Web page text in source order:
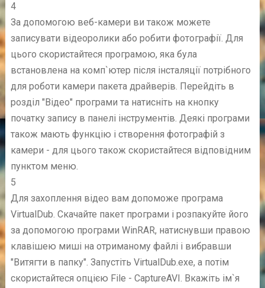
4
За допомогою веб-камери ви також можете
записувати відеоролики або робити фотографії. Для
цього скористайтеся програмою, яка була
встановлена на комп`ютер після інсталяції потрібного
для роботи камери пакета драйверів. Перейдіть в
розділ "Відео" програми та натисніть на кнопку
початку запису в панелі інструментів. Деякі програми
також мають функцію і створення фотографій з
камери - для цього також скористайтеся відповідним
пунктом меню.
5
Для захоплення відео вам допоможе програма
VirtualDub. Скачайте пакет програми і розпакуйте його
за допомогою програми WinRAR, натиснувши правою
клавішею миші на отриманому файлі і вибравши
"Витягти в папку". Запустіть VirtualDub.exe, а потім
скористайтеся опцією File - CaptureAVI. Вкажіть ім`я